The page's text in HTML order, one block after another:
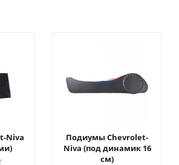
Niva
Подиумы Chevrolet-
Niva (под динамик 16
см)